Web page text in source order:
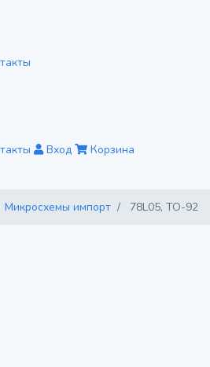
Вход Корзина
Микросхемы импорт 78L05, TO-92